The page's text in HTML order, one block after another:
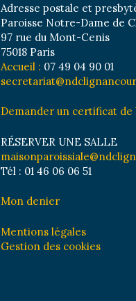
Adresse postale et
Paroisse Notre-Dame de
97 rue du Mont-Cenis
75018 Paris
Accueil : 07 49 04 90 01
Demander un certificat de
RÉSERVER UNE SALLE
Tél : 01 46 06 06 51
Mon denier
Mentions légales
Gestion des cookies